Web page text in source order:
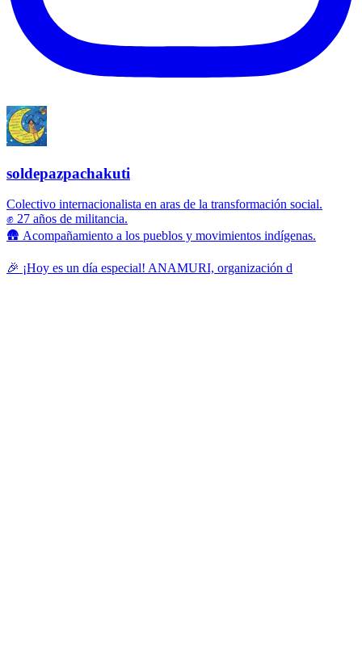
soldepazpachakuti
Colectivo internacionalista en aras de la transformación social.
✊ 27 años de militancia.
🛖 Acompañamiento a los pueblos y movimientos indígenas.
🎉 ¡Hoy es un día especial! ANAMURI, organización d